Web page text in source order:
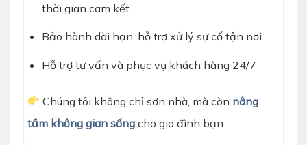
thời gian cam kết
Bảo hành dài hạn, hỗ trợ xử lý sự cố tận nơi
Hỗ trợ tư vấn và phục vụ khách hàng 24/7
Chúng tôi không chỉ sơn nhà, mà còn nâng
tầm không gian sống cho gia đình bạn.